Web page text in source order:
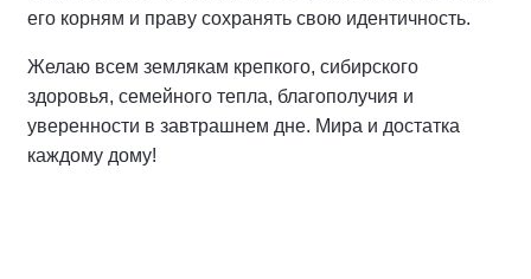
его корням и праву сохранять свою идентичность.
Желаю всем землякам крепкого, сибирского
здоровья, семейного тепла, благополучия и
уверенности в завтрашнем дне. Мира и достатка
каждому дому!